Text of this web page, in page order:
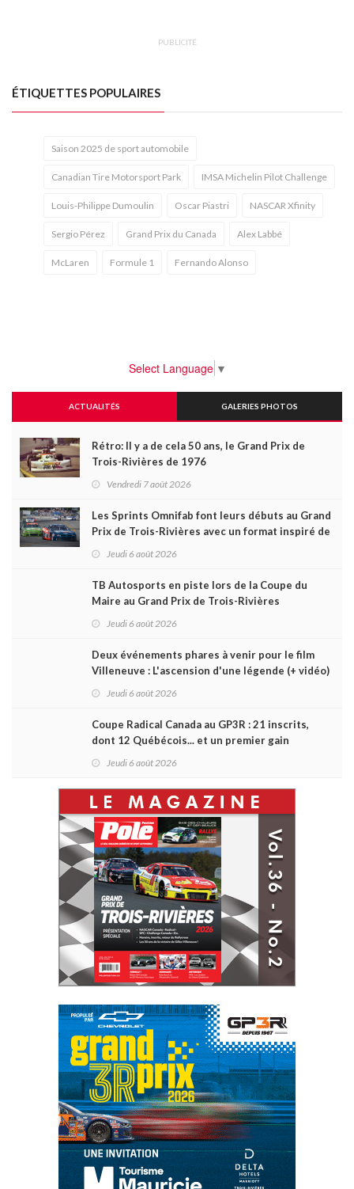
PUBLICITÉ
ÉTIQUETTES POPULAIRES
Saison 2025 de sport automobile
Canadian Tire Motorsport Park IMSA Michelin Pilot Challenge
Louis-Philippe Dumoulin Oscar Piastri NASCAR Xfinity
Sergio Pérez Grand Prix du Canada Alex Labbé
McLaren Formule 1 Fernando Alonso
Select Language ▼
ACTUALITÉS GALERIES PHOTOS
Rétro: Il y a de cela 50 ans, le Grand Prix de
Trois-Rivières de 1976
Vendredi 7 août 2026
Les Sprints Omnifab font leurs débuts au Grand
Prix de Trois-Rivières avec un format inspiré de
Jeudi 6 août 2026
TB Autosports en piste lors de la Coupe du
Maire au Grand Prix de Trois-Rivières
Jeudi 6 août 2026
Deux événements phares à venir pour le film
Villeneuve : L'ascension d'une légende (+ vidéo)
Jeudi 6 août 2026
Coupe Radical Canada au GP3R : 21 inscrits,
dont 12 Québécois... et un premier gain
Jeudi 6 août 2026